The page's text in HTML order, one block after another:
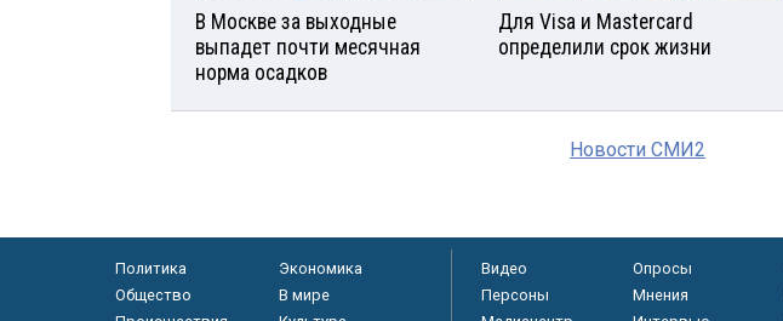
В Москве за выходные
выпадет почти месячная
норма осадков
Для Visа и Mastercard
определили срок жизни
Новости СМИ2
Политика
Экономика
Общество
В мире
Видео Опросы
Персоны
Мнения